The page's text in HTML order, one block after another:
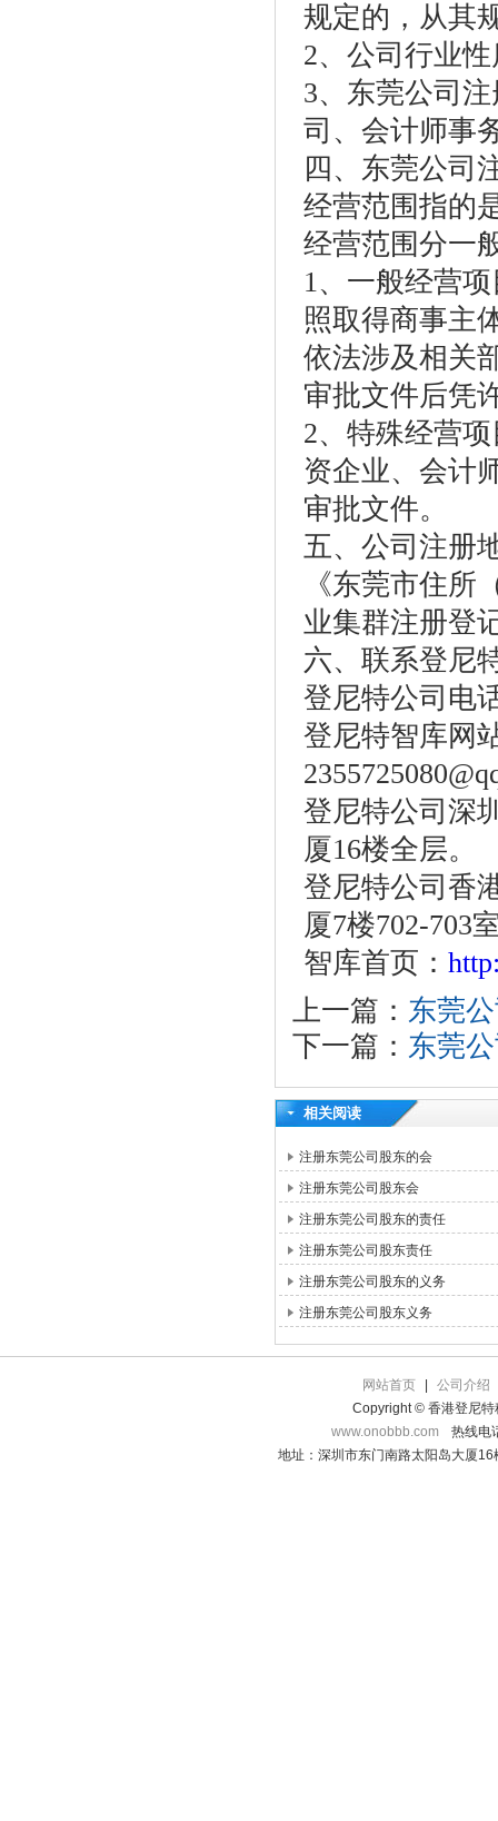
规定的，从其
2、公司行业
3、东莞公司
司、会计师事
四、东莞公司
经营范围指的
经营范围分一
1、一般经营
照取得商事主
依法涉及相关
审批文件后凭
2、特殊经营
资企业、会计
审批文件。
五、公司注册
《东莞市住
业集群注册登
六、联系登尼
登尼特公司电
登尼特智库网
登尼特公司深
厦16楼全层。
登尼特公司香
厦7楼702-703
智库首页：
上一篇： 东莞
下一篇： 东莞
相关阅读
注册东莞公司股东的会
注册东莞公司股东会
注册东莞公司股东的责任
注册东莞公司股东责任
注册东莞公司股东的义务
注册东莞公司股东义务
网站首页
公司介绍
Copyright © 香港登尼特
www.onobbb.com
热线电
地址：深圳市东门南路太阳岛大厦